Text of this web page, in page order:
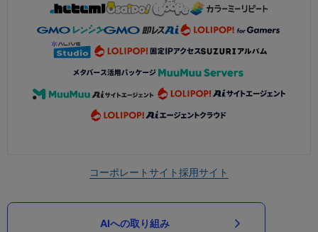
コーポレートサイト採用サイト
AIへの取り組み